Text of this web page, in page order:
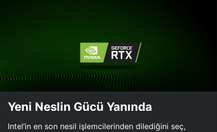
Yeni Neslin Gücü Yanında
Intel’in en son nesil işlemcilerinden dilediğini seç,